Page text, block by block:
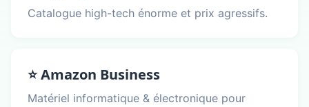
Catalogue high-tech énorme et prix agressifs.
⭐ Amazon Business
Matériel informatique & électronique pour